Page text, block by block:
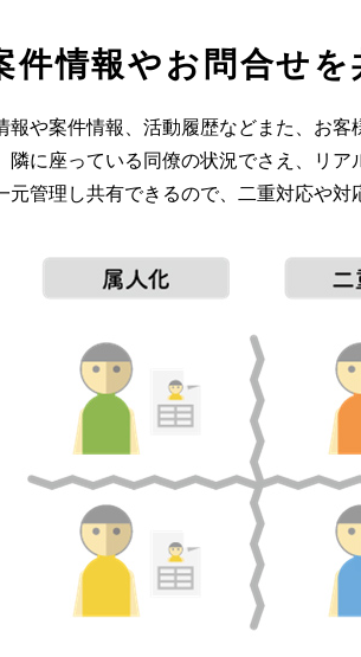
件情報やお問合せを
報や案件情報、活動履歴などまた、お
隣に座っている同僚の状況でさえ、リ
元管理し共有できるので、二重対応や対